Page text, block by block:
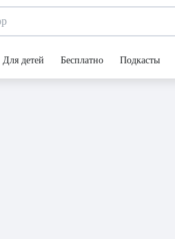
Для детей Бесплатно Подкасты